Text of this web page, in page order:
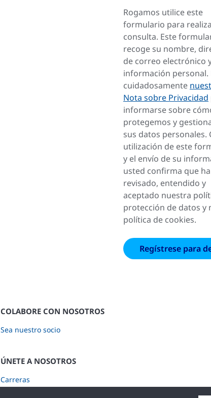
Rogamos utilice este
formulario para
consulta. Este
recoge su nombre,
de correo electrónico
información personal.
cuidadosamente
Nota sobre Privacidad
informarse sobre
protegemos y
sus datos personales.
utilización de este
y el envío de su
usted confirma que ha
revisado, entendido y
aceptado nuestra
protección de datos y
política de cookies.
COLABORE CON NOSOTROS
Sea nuestro socio
ÚNETE A NOSOTROS
Carreras